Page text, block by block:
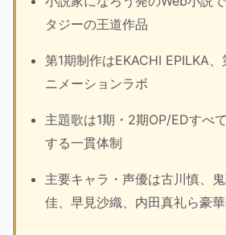
タジーの王道作品
第1期制作はEKACHI EPILKA
ニメーションラボ
主題歌は1期・2期OP/EDすべ
する一貫体制
主要キャラ・声優は古川慎、
佳、早見沙織、内田真礼ら豪